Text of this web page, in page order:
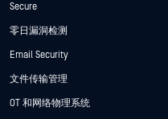
Secure
零日漏洞检测
Email Security
文件传输管理
OT 和网络物理系统